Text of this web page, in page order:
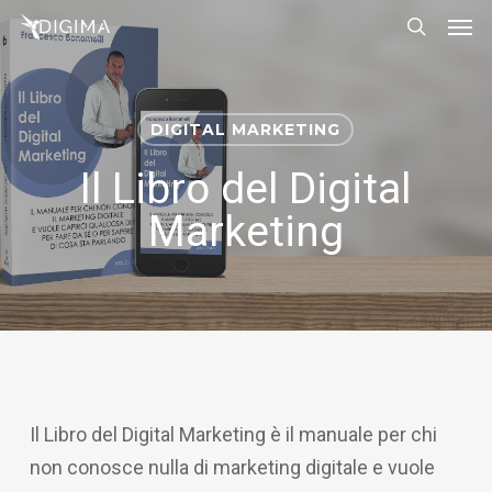
Skip
to
main
content
DIGITAL MARKETING
Il Libro del Digital
Marketing
Il Libro del Digital Marketing è il manuale per chi
non conosce nulla di marketing digitale e vuole
Menu